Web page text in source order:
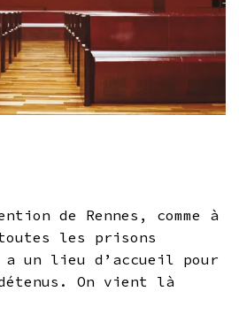
de Rennes, comme à
les prisons
un lieu d’accueil pour
On vient là